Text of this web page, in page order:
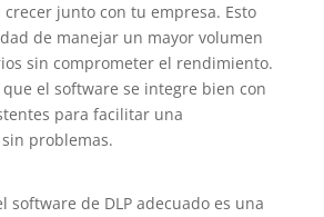
junto con tu empresa. Esto
de manejar un mayor volumen
sin comprometer el rendimiento.
el software se integre bien con
para facilitar una
problemas.
software de DLP adecuado es una